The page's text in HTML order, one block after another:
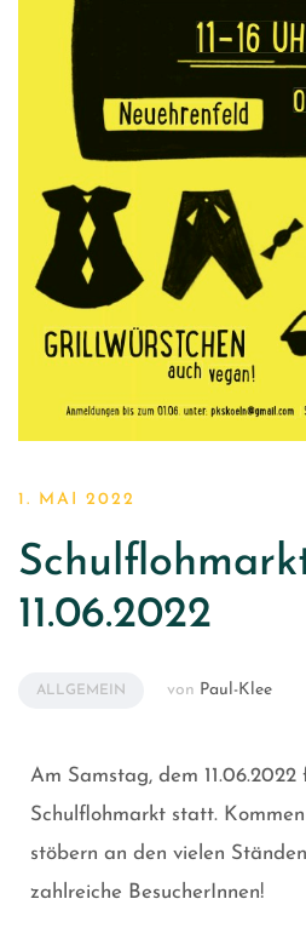
1. MAI 2022
11.06.2022
ALLGEMEIN von Paul-Klee
Am Samstag, dem 11.06.2022
Schulflohmarkt statt.
stöbern an den vielen
zahlreiche BesucherInnen!